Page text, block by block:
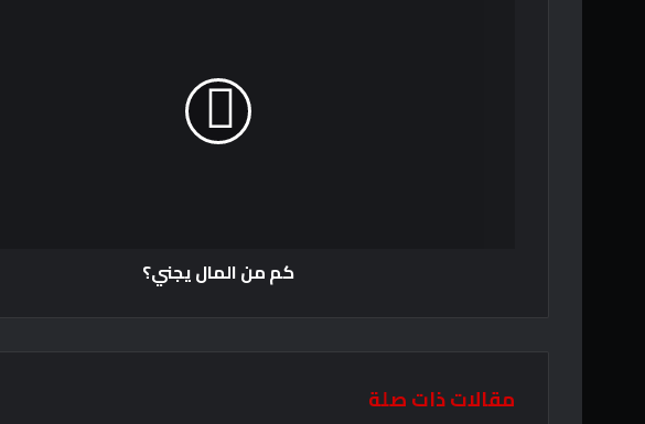
كم من المال يجني؟
مقالات ذات صلة